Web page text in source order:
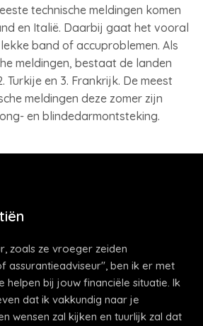
technische meldingen komen
en Italië. Daarbij gaat het vooral
band of accuproblemen. Als
meldingen, bestaat de landen
Turkije en 3. Frankrijk. De meest
meldingen deze zomer zijn
en blindedarmontsteking.
zoals ze vroeger zeiden
assurantieadviseur", ben ik er met
helpen bij jouw financiële situatie. Ik
dat ik vakkundig naar je
wensen zal kijken en tuurlijk zal dat